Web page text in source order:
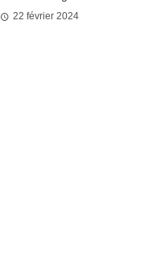
22 février 2024